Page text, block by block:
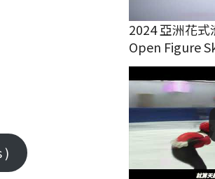
)
2024 亞洲花式
Open Figure